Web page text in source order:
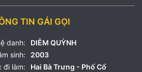
TIN GÁI GỌI
danh:
DIỄM QUỲNH
sinh:
2003
đi làm:
Hai Bà Trưng - Phố Cổ